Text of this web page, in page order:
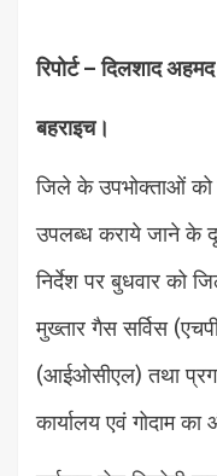
रिपोर्ट – दिलशाद अहमद
बहराइच।
जिले के उपभोक्ताओं को
उपलब्ध कराये जाने के
निर्देश पर बुधवार को
मुख्तार गैस सर्विस
(आईओसीएल) तथा
कार्यालय एवं गोदाम